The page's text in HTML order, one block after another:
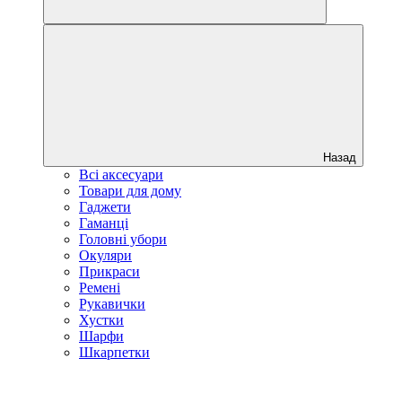
Назад
Всі аксесуари
Товари для дому
Гаджети
Гаманці
Головні убори
Окуляри
Прикраси
Ремені
Рукавички
Хустки
Шарфи
Шкарпетки